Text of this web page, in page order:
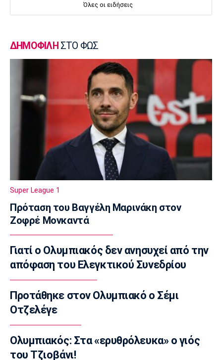
07:10
Εορτολόγιο: Ποιοι γιορτάζουν σήμερα
Σάββατο 8 Αυγούστου
07:00
Φιορεντίνα: Πήρε δανεικό τον
Μασταντουόνο
Ολυμπιακοί Αγώνες
O Μάριος Ιωάννου Ηλία νέος συνθέτης των
Τελετών Αφής και Παράδοσης της
Ολυμπιακής Φλόγας
23:45
Εθνική Νεανίδων: Πικρός αποκλεισμός από
τη Λιθουανία στην παράταση
23:35
Μπαρτσελόνα: Κατέθεσε πρόταση στη
Μάντσεστερ Σίτι για τον Ρόδρι
Champions League
Ολυμπιακός: Οι μάχες του Ελ Κααμπί και η
Όλες οι ειδήσεις
ΔΗΜΟΦΙΛΗ ΣΤΟ ΦΩΣ
Super League 1
Πρόταση του Βαγγέλη Μαρινάκη στον
Ζοφρέ Μονκαντά
Γιατί ο Ολυμπιακός δεν ανησυχεί από την
απόφαση του Ελεγκτικού Συνεδρίου
Προτάθηκε στον Ολυμπιακό ο Σέμι
Οτζελέγε
Ολυμπιακός: Στα «ερυθρόλευκα» ο γιός
του Τζιοβάνι!